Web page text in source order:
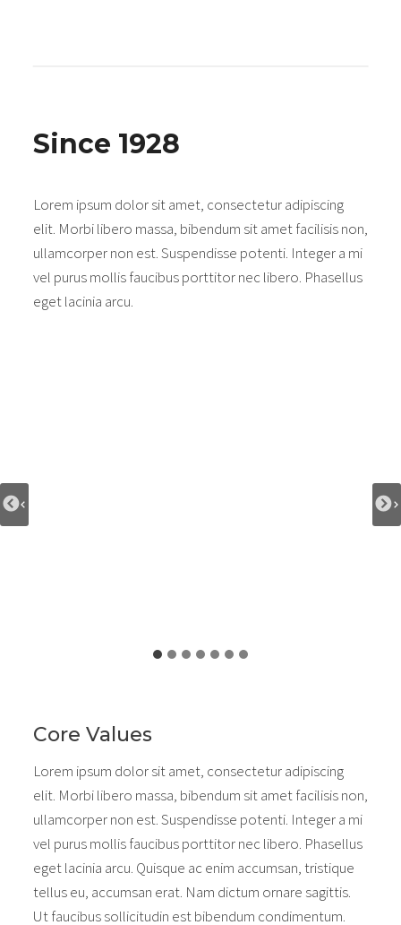
Since 1928
Lorem ipsum dolor sit amet, consectetur adipiscing
elit. Morbi libero massa, bibendum sit amet facilisis non,
ullamcorper non est. Suspendisse potenti. Integer a mi
vel purus mollis faucibus porttitor nec libero. Phasellus
eget lacinia arcu.
Core Values
Lorem ipsum dolor sit amet, consectetur adipiscing
elit. Morbi libero massa, bibendum sit amet facilisis non,
ullamcorper non est. Suspendisse potenti. Integer a mi
vel purus mollis faucibus porttitor nec libero. Phasellus
eget lacinia arcu. Quisque ac enim accumsan, tristique
tellus eu, accumsan erat. Nam dictum ornare sagittis.
Ut faucibus sollicitudin est bibendum condimentum.